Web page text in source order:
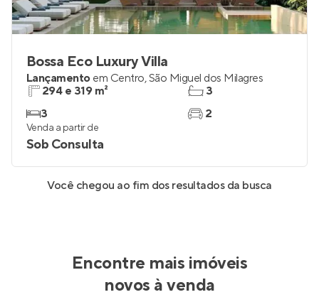
Bossa Eco Luxury Villa
Lançamento em Centro,São Miguel dos Milagres
294 e 319 m²
3
3
2
Venda a partir de
Sob Consulta
Você chegou ao fim dos resultados da busca
Encontre mais imóveis
novos à venda